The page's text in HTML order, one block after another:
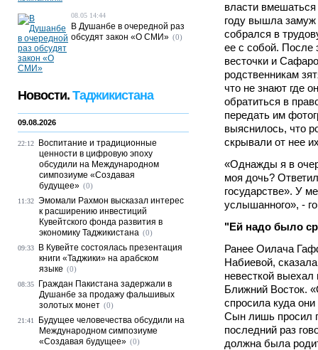
власти
году вышла замуж
собрался в
ее с собой. После
весточки и
родственникам
что не знают где
обратиться в
передать им
выяснилось, что
скрывали от нее
«Однажды я в
моя дочь?
государстве». У
услышанного», -
"Ей надо было
Ранее Оилача
Набиевой,
невесткой выехал
Ближний Восток.
спросила куда
Сын лишь просил
последний раз
должна была
08.05 14:44
В Душанбе в очередной раз
обсудят закон «О СМИ» (0)
Новости. Таджикистана
09.08.2026
22:12
Воспитание и традиционные
ценности в цифровую эпоху
обсудили на Международном
симпозиуме «Создавая
будущее» (0)
11:32 Эмомали Рахмон высказал интерес
к расширению инвестиций
Кувейтского фонда развития в
экономику Таджикистана (0)
09:33
В Кувейте состоялась презентация
книги «Таджики» на арабском
языке (0)
08:35
Граждан Пакистана задержали в
Душанбе за продажу фальшивых
золотых монет (0)
21:41
Будущее человечества обсудили на
Международном симпозиуме
«Создавая будущее» (0)